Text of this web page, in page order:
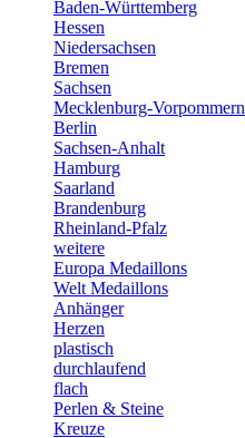
Baden-Württemberg
Hessen
Niedersachsen
Bremen
Sachsen
Mecklenburg-Vorpommern
Berlin
Sachsen-Anhalt
Hamburg
Saarland
Brandenburg
Rheinland-Pfalz
weitere
Europa Medaillons
Welt Medaillons
Anhänger
Herzen
plastisch
durchlaufend
flach
Perlen & Steine
Kreuze